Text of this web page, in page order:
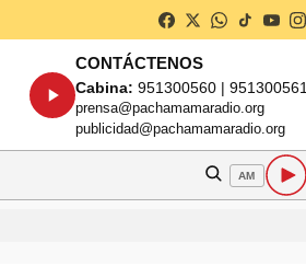
CONTÁCTENOS
Cabina: 951300560 | 951300561
prensa@pachamamaradio.org
publicidad@pachamamaradio.org
AM